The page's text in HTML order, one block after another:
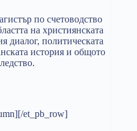
по счетоводство
на християнската
диалог, политическата
история и общото
et_pb_row]